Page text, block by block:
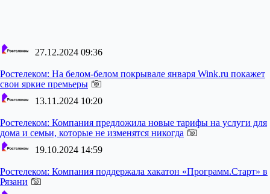
27.12.2024 09:36
Ростелеком: На белом-белом покрывале января Wink.ru покажет
свои яркие премьеры
13.11.2024 10:20
Ростелеком: Компания предложила новые тарифы на услуги для
дома и семьи, которые не изменятся никогда
19.10.2024 14:59
Ростелеком: Компания поддержала хакатон «Программ.Старт» в
Рязани